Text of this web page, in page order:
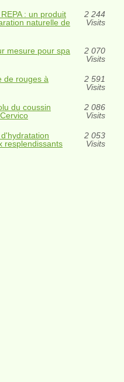
: un produit
naturelle de
2 244
Visits
mesure pour spa
2 070
Visits
de rouges à
2 591
Visits
du coussin
2 086
Visits
resplendissants
2 053
Visits